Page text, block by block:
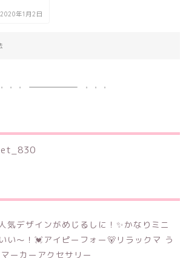
2020年1月2日
気デザインがめじるしに！✨かなりミニ
い～！💓アイピーフォー🐻リラックマ う
ーカーアクセサリー